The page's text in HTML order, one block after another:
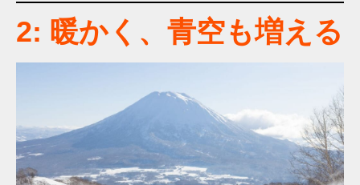
2: 暖かく、青空も増える